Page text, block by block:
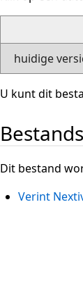
huidige
U kunt dit
Dit bestand
Verint